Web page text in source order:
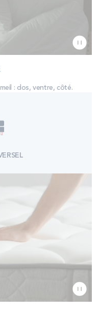
: dos, ventre, côté.